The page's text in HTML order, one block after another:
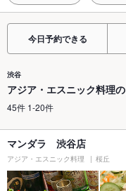
今日予約できる
渋谷
アジア・エスニック料理
45件 1-20件
マンダラ 渋谷店
アジア・エスニック料理 桜丘